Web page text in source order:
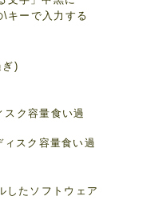
キーで入力する
ぎ)
ク容量食い過
スク容量食い過
したソフトウェア